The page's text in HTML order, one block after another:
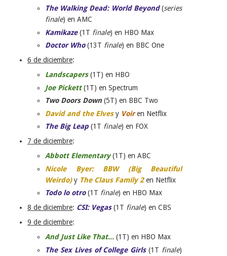
The Walking Dead: World Beyond(series
finale) en AMC
Kamikaze(1T finale) en HBO Max
Doctor Who(13T finale) en BBC One
6 de diciembre:
Landscapers(1T) en HBO
Joe Pickett(1T) en Spectrum
Two Doors Down (5T) en BBC Two
David and the Elvesy Voiren Netflix
The Big Leap (1T finale) en FOX
7 de diciembre:
Abbott Elementary(1T) en ABC
Nicole Byer: BBW (Big Beautiful
Weirdo)y The Claus Family 2en Netflix
Todo lo otro(1T finale) en HBO Max
8 de diciembre: CSI: Vegas(1T finale) en CBS
9 de diciembre:
And Just Like That... (1T) en HBO Max
The Sex Lives of College Girls(1T finale)